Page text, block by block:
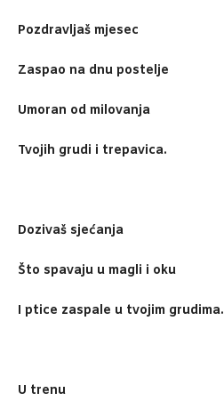
Pozdravljaš mjesec
Zaspao na dnu postelje
Umoran od milovanja
Tvojih grudi i trepavica.
Dozivaš sjećanja
Što spavaju u magli i oku
I ptice zaspale u tvojim grudima.
U trenu